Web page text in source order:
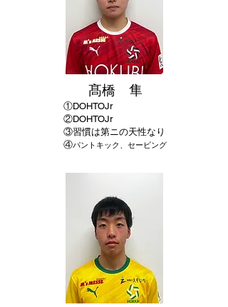
髙橋 隼
①DOHTOJr
②DOHTOJr
​③習慣は第ニの天性なり
④パントキック、セービング